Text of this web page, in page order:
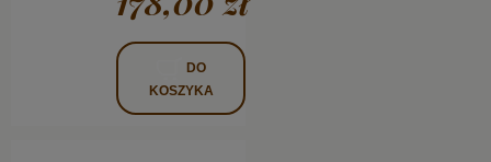
DO
KOSZYKA